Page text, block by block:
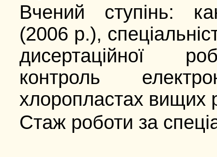
Вчений ступінь:
(2006 р.),
дисертаційної
контроль
хлоропластах вищих
Стаж роботи за